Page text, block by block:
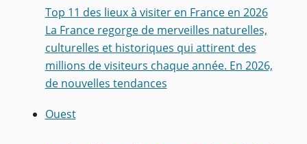
Top 11 des lieux à visiter en France en 2026
La France regorge de merveilles naturelles,
culturelles et historiques qui attirent des
millions de visiteurs chaque année. En 2026,
de nouvelles tendances
Ouest